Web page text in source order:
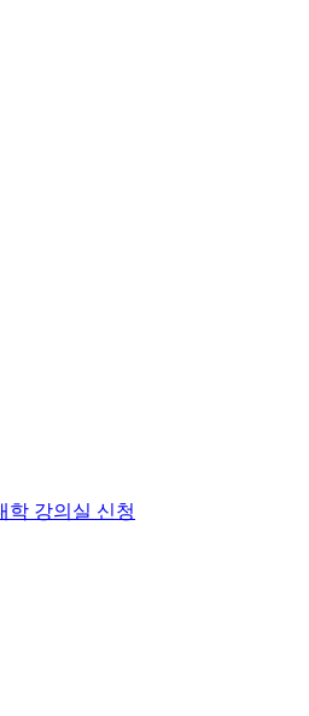
학 강의실 신청